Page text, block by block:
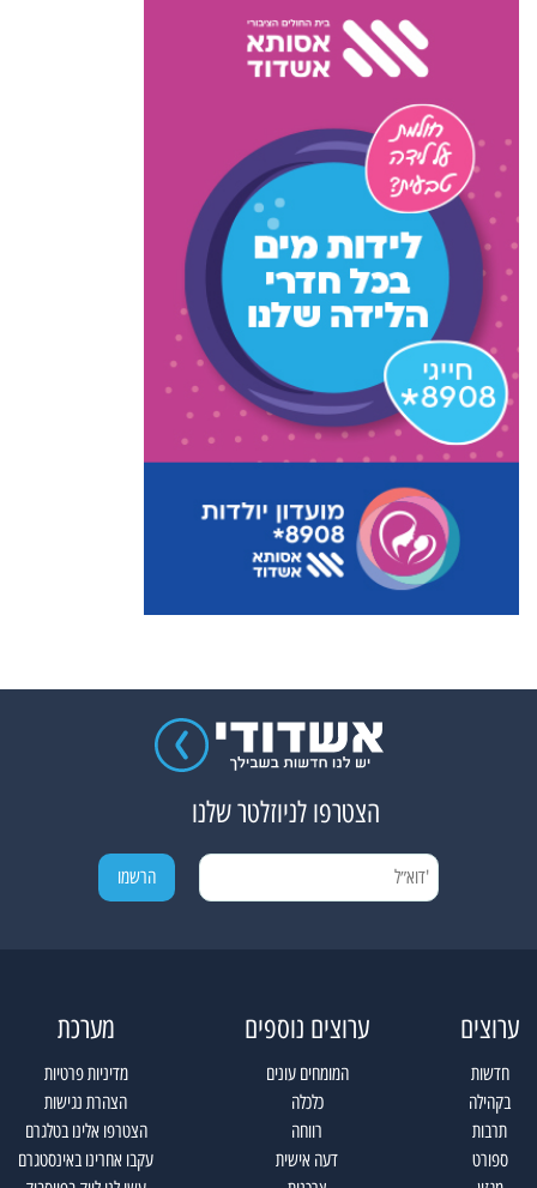
הצטרפו לניוזלטר שלנו
ערוצים
חדשות
בקהילה
תרבות
ספורט
ערוצים נוספים
המומחים עונים
כלכלה
רווחה
דעה אישית
מערכת
מדיניות פרטיות
הצהרת נגישות
הצטרפו אלינו בטלגרם
עקבו אחרינו באינסטגרם